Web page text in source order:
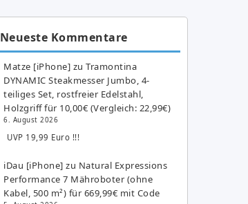
Neueste Kommentare
Matze [iPhone] zuTramontina
DYNAMIC Steakmesser Jumbo, 4-
teiliges Set, rostfreier Edelstahl,
Holzgriff für 10,00€ (Vergleich: 22,99€)
6. August 2026
UVP 19,99 Euro !!!
iDau [iPhone] zu Natural Expressions
Performance 7 Mähroboter (ohne
Kabel, 500 m²) für 669,99€ mit Code